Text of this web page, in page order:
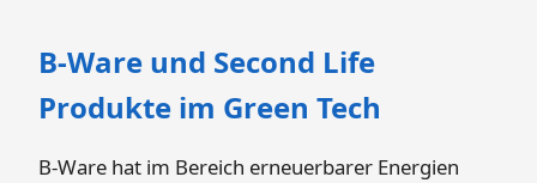
B-Ware und Second Life
Produkte im Green Tech
B-Ware hat im Bereich erneuerbarer Energien